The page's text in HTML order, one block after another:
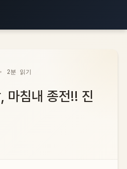
2분 읽기
마침내 종전!! 진